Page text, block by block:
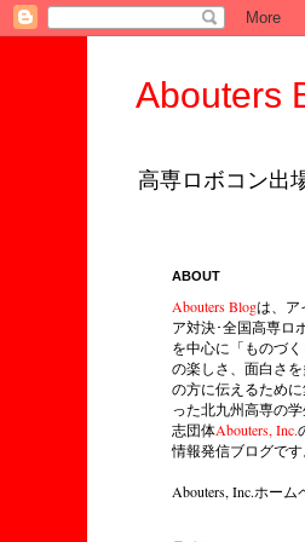
Abouters
高専ロボコン出
ABOUT
Abouters Blogは、ア
ア対決･全国高専ロ
を中心に「ものづく
の楽しさ、面白さを
の方に伝えるために
った北九州高専の
志団体Abouters, Inc.
情報発信ブログです
Abouters, Inc.ホーム